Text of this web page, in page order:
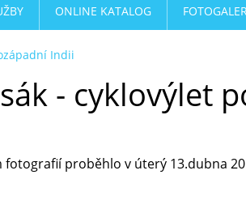
Indii
- cyklovýlet
proběhlo v úterý 13.dubna
ONLINE KATALOG